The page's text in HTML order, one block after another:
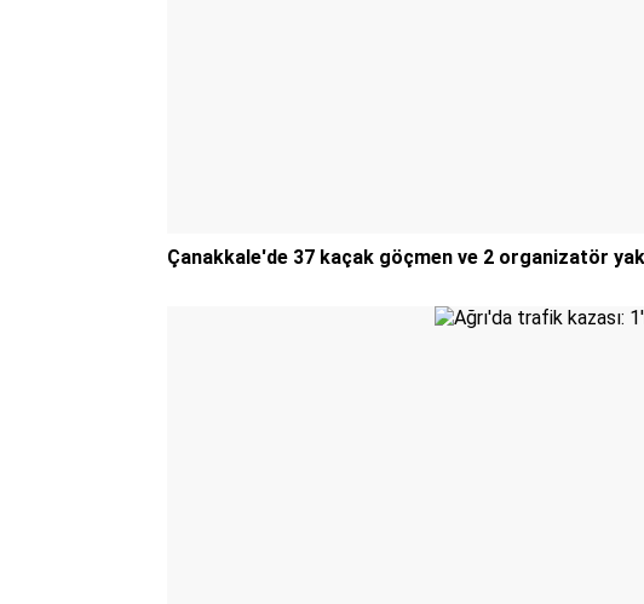
Çanakkale'de 37 kaçak göçmen ve 2 organizatör